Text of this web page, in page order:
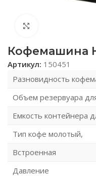
Кофемашина
Артикул: 150451
Разновидность
Объем резервуара
Емкость контейнера
Тип кофе молотый,
Встроенная
Давление